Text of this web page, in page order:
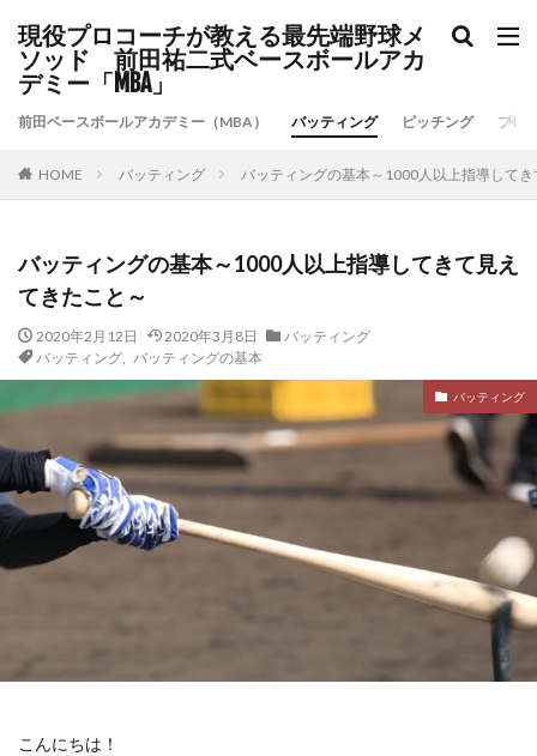
現役プロコーチが教える最先端野球メ
ソッド 前田祐二式ベースボールアカ
デミー「MBA」
前田ベースボールアカデミー（MBA） バッティング ピッチング プロ
HOME バッティング バッティングの基本～1000人以上指導して
バッティングの基本～1000人以上指導してきて見え
てきたこと～
2020年2月12日 2020年3月8日
バッティング
バッティング, バッティングの基本
バッティング
こんにちは！